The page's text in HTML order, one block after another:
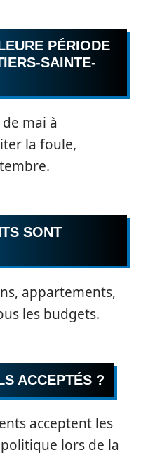
PÉRIODE
SAINTE-
mai à
la foule,
SONT
appartements,
les budgets.
ACCEPTÉS ?
acceptent les
lors de la